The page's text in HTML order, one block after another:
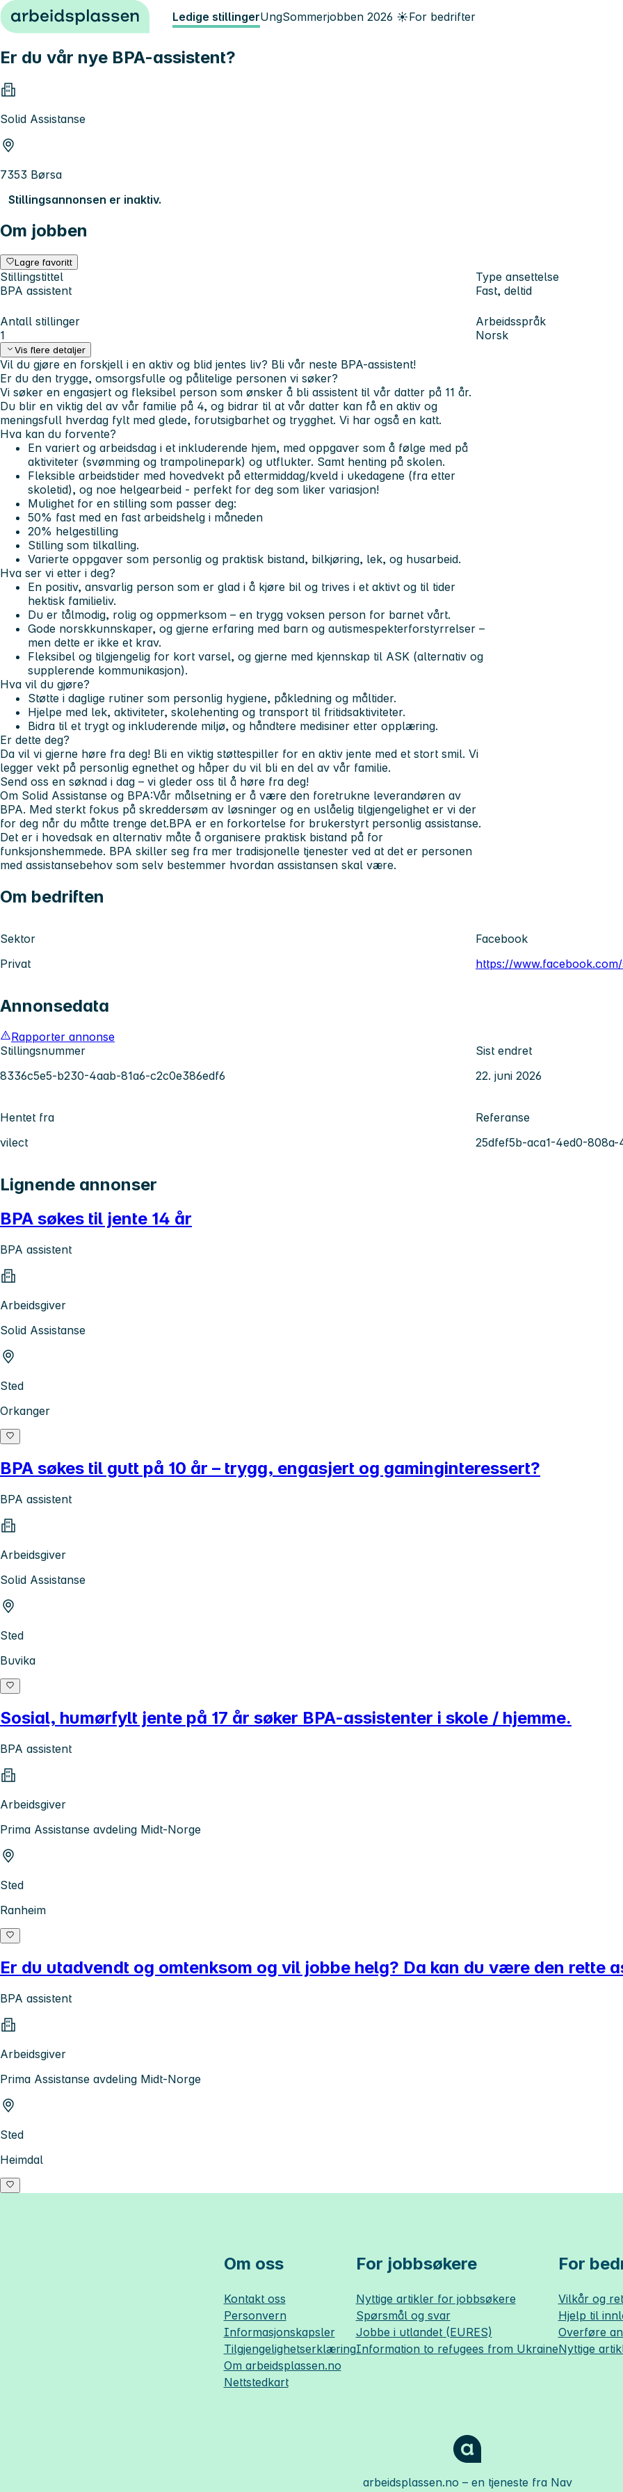
Hopp til innhold Ledige stillingerUngSommerjobben 2026 ☀️For bedrifter
Er du vår nye BPA-assistent?
Solid Assistanse
7353 Børsa
Stillingsannonsen er inaktiv.
Om jobben
Lagre favoritt
Stillingstittel
BPA assistent
Type ansettelse
Fast, deltid
Antall stillinger
1
Arbeidsspråk
Norsk
Vis flere detaljer
Vil du gjøre en forskjell i en aktiv og blid jentes liv? Bli vår neste BPA-assistent!
Er du den trygge, omsorgsfulle og pålitelige personen vi søker?
Vi søker en engasjert og fleksibel person som ønsker å bli assistent til vår datter på 11 år.
Du blir en viktig del av vår familie på 4, og bidrar til at vår datter kan få en aktiv og
meningsfull hverdag fylt med glede, forutsigbarhet og trygghet. Vi har også en katt.
Hva kan du forvente?
En variert og arbeidsdag i et inkluderende hjem, med oppgaver som å følge med på
aktiviteter (svømming og trampolinepark) og utflukter. Samt henting på skolen.
Fleksible arbeidstider med hovedvekt på ettermiddag/kveld i ukedagene (fra etter
skoletid), og noe helgearbeid - perfekt for deg som liker variasjon!
Mulighet for en stilling som passer deg:
50% fast med en fast arbeidshelg i måneden
20% helgestilling
Stilling som tilkalling.
Varierte oppgaver som personlig og praktisk bistand, bilkjøring, lek, og husarbeid.
Hva ser vi etter i deg?
En positiv, ansvarlig person som er glad i å kjøre bil og trives i et aktivt og til tider
hektisk familieliv.
Du er tålmodig, rolig og oppmerksom – en trygg voksen person for barnet vårt.
Gode norskkunnskaper, og gjerne erfaring med barn og autismespekterforstyrrelser –
men dette er ikke et krav.
Fleksibel og tilgjengelig for kort varsel, og gjerne med kjennskap til ASK (alternativ og
supplerende kommunikasjon).
Hva vil du gjøre?
Støtte i daglige rutiner som personlig hygiene, påkledning og måltider.
Hjelpe med lek, aktiviteter, skolehenting og transport til fritidsaktiviteter.
Bidra til et trygt og inkluderende miljø, og håndtere medisiner etter opplæring.
Er dette deg?
Da vil vi gjerne høre fra deg! Bli en viktig støttespiller for en aktiv jente med et stort smil. Vi
legger vekt på personlig egnethet og håper du vil bli en del av vår familie.
Send oss en søknad i dag – vi gleder oss til å høre fra deg!
Om Solid Assistanse og BPA:Vår målsetning er å være den foretrukne leverandøren av
BPA. Med sterkt fokus på skreddersøm av løsninger og en uslåelig tilgjengelighet er vi der
for deg når du måtte trenge det.BPA er en forkortelse for brukerstyrt personlig assistanse.
Det er i hovedsak en alternativ måte å organisere praktisk bistand på for
funksjonshemmede. BPA skiller seg fra mer tradisjonelle tjenester ved at det er personen
med assistansebehov som selv bestemmer hvordan assistansen skal være.
Om bedriften
Sektor
Privat
Facebook
https://
Annonsedata
Rapporter annonse
Stillingsnummer
8336c5e5-b230-4aab-81a6-c2c0e386edf6
Sist endret
22. juni 2026
Hentet fra
vilect
Referanse
25dfef5b-aca1-4ed0-808a-
Lignende annonser
BPA søkes til jente 14 år
BPA assistent
Arbeidsgiver
Solid Assistanse
Sted
Orkanger
BPA søkes til gutt på 10 år – trygg, engasjert og gaminginteressert?
BPA assistent
Arbeidsgiver
Solid Assistanse
Sted
Buvika
Sosial, humørfylt jente på 17 år søker BPA-assistenter i skole / hjemme.
BPA assistent
Arbeidsgiver
Prima Assistanse avdeling Midt-Norge
Sted
Ranheim
Er du utadvendt og omtenksom og vil jobbe helg? Da kan du være den rette
BPA assistent
Arbeidsgiver
Prima Assistanse avdeling Midt-Norge
Sted
Heimdal
Om oss
Kontakt oss
Personvern
Informasjonskapsler
Tilgjengelighetserklæring
Om arbeidsplassen.no
Nettstedkart
For jobbsøkere
Nyttige artikler for jobbsøkere
Spørsmål og svar
Jobbe i utlandet (EURES)
Information to refugees from Ukraine
For
Vilkår og
Hjelp til
Overføre
Nyttige
arbeidsplassen.no – en tjeneste fra Nav